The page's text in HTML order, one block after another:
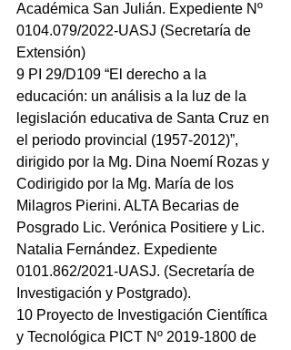
Académica San Julián. Expediente Nº
0104.079/2022-UASJ (Secretaría de
Extensión)
9 PI 29/D109 “El derecho a la
educación: un análisis a la luz de la
legislación educativa de Santa Cruz en
el periodo provincial (1957-2012)”,
dirigido por la Mg. Dina Noemí Rozas y
Codirigido por la Mg. María de los
Milagros Pierini. ALTA Becarias de
Posgrado Lic. Verónica Positiere y Lic.
Natalia Fernández. Expediente
0101.862/2021-UASJ. (Secretaría de
Investigación y Postgrado).
10 Proyecto de Investigación Científica
y Tecnológica PICT Nº 2019-1800 de